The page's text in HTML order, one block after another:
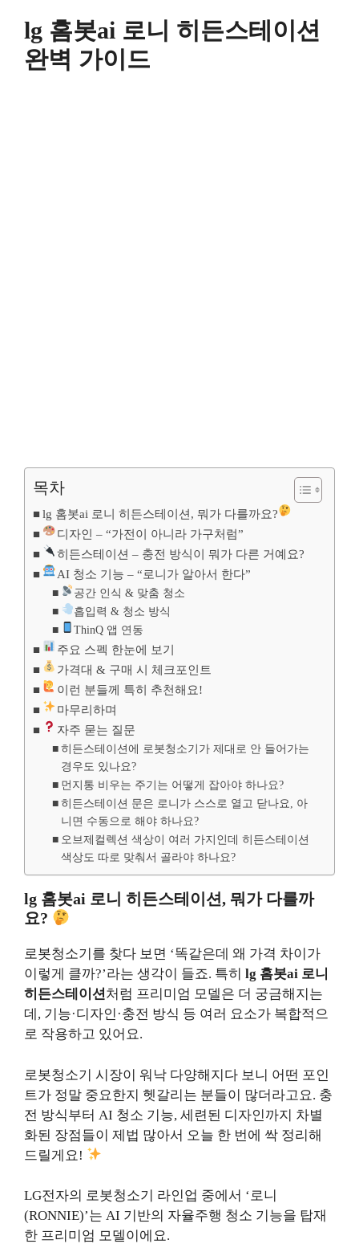
lg 홈봇ai 로니 히든스테이션
완벽 가이드
목차
lg 홈봇ai 로니 히든스테이션, 뭐가 다를까요?
디자인 – “가전이 아니라 가구처럼”
히든스테이션 – 충전 방식이 뭐가 다른 거예요?
AI 청소 기능 – “로니가 알아서 한다”
공간 인식 & 맞춤 청소
흡입력 & 청소 방식
ThinQ 앱 연동
주요 스펙 한눈에 보기
가격대 & 구매 시 체크포인트
이런 분들께 특히 추천해요!
마무리하며
자주 묻는 질문
히든스테이션에 로봇청소기가 제대로 안 들어가는
경우도 있나요?
먼지통 비우는 주기는 어떻게 잡아야 하나요?
히든스테이션 문은 로니가 스스로 열고 닫나요, 아
니면 수동으로 해야 하나요?
오브제컬렉션 색상이 여러 가지인데 히든스테이션
색상도 따로 맞춰서 골라야 하나요?
lg 홈봇ai 로니 히든스테이션, 뭐가 다를까
요?
로봇청소기를 찾다 보면 ‘똑같은데 왜 가격 차이가
이렇게 클까?’라는 생각이 들죠. 특히 lg 홈봇ai 로니
히든스테이션처럼 프리미엄 모델은 더 궁금해지는
데, 기능·디자인·충전 방식 등 여러 요소가 복합적으
로 작용하고 있어요.
로봇청소기 시장이 워낙 다양해지다 보니 어떤 포인
트가 정말 중요한지 헷갈리는 분들이 많더라고요. 충
전 방식부터 AI 청소 기능, 세련된 디자인까지 차별
화된 장점들이 제법 많아서 오늘 한 번에 싹 정리해
드릴게요!
LG전자의 로봇청소기 라인업 중에서 ‘로니
(RONNIE)’는 AI 기반의 자율주행 청소 기능을 탑재
한 프리미엄 모델이에요.